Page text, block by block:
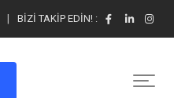
BIZI TAKIP EDIN! :